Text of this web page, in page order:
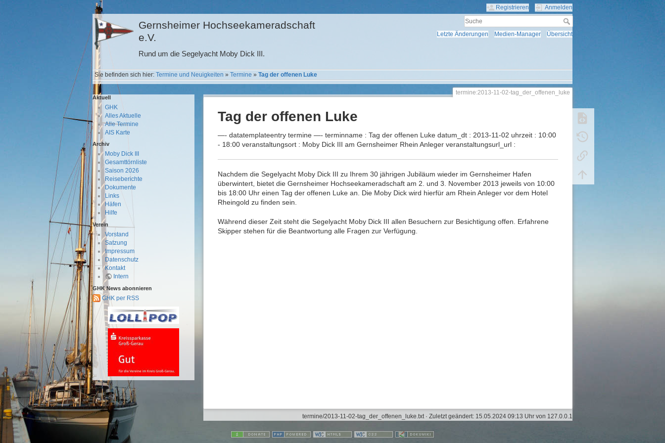
Gernsheimer Hochseekameradschaft
e.V.
Rund um die Segelyacht Moby Dick III.
Registrieren Anmelden
Letzte Änderungen Medien-Manager Übersicht
Sie befinden sich hier:Termine und Neuigkeiten »Termine »Tag der offenen Luke
Aktuell
GHK
Alles Aktuelle
Alle Termine
AIS Karte
Archiv
Moby Dick III
Gesamttörnliste
Saison 2026
Reiseberichte
Dokumente
Links
Häfen
Hilfe
Verein
Vorstand
Satzung
Impressum
Datenschutz
Kontakt
Intern
GHK News abonnieren
GHK per RSS
termine:2013-11-02-tag_der_offenen_luke
Tag der offenen Luke
—- datatemplateentry termine —- terminname : Tag der offenen Luke datum_dt : 2013-11-02 uhrzeit : 10:00
- 18:00 veranstaltungsort : Moby Dick III am Gernsheimer Rhein Anleger veranstaltungsurl_url :
Nachdem die Segelyacht Moby Dick III zu Ihrem 30 jährigen Jubiläum wieder im Gernsheimer Hafen
überwintert, bietet die Gernsheimer Hochseekameradschaft am 2. und 3. November 2013 jeweils von 10:00
bis 18:00 Uhr einen Tag der offenen Luke an. Die Moby Dick wird hierfür am Rhein Anleger vor dem Hotel
Rheingold zu finden sein.
Während dieser Zeit steht die Segelyacht Moby Dick III allen Besuchern zur Besichtigung offen. Erfahrene
Skipper stehen für die Beantwortung alle Fragen zur Verfügung.
termine/2013-11-02-tag_der_offenen_luke.txt · Zuletzt geändert: 15.05.2024 09:13 Uhr von 127.0.0.1